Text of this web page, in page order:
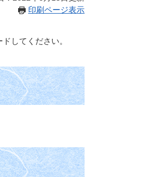
印刷ページ表示
してください。